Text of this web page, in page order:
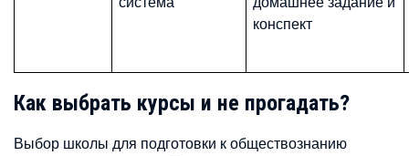
конспект
Как выбрать курсы и не прогадать?
Выбор школы для подготовки к обществознанию